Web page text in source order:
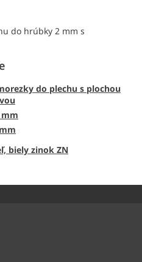
do hrúbky 2 mm s
do plechu s plochou
mm
biely zinok ZN